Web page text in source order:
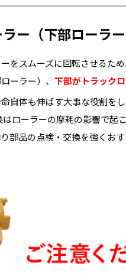
ー（下部ローラ
をスムーズに回転させるた
ーラー）、 下部がトラック
自体も伸ばす大事な役割を
ローラーの摩耗の影響で
部品の点検・交換を強くおす